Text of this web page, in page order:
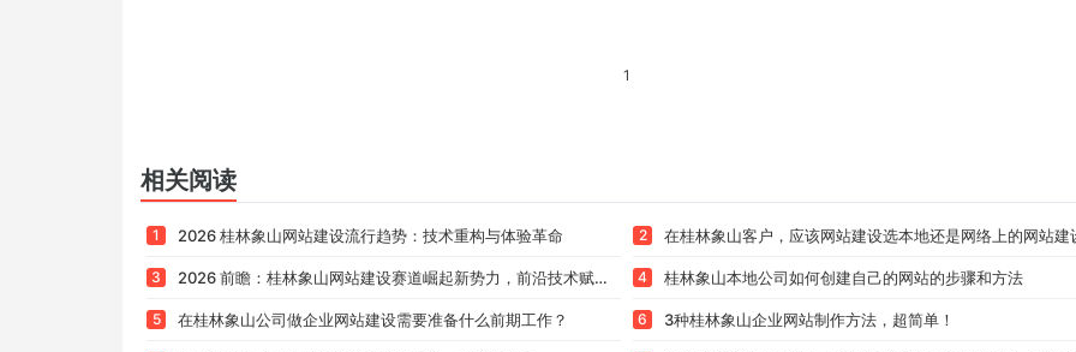
1
相关阅读
1 2026 桂林象山网站建设流行趋势：技术重构与体验革命 2 在桂林象山客户，应该网站建设选本地还是网络上的网站建设公司？优缺点全
3 2026 前瞻：桂林象山网站建设赛道崛起新势力，前沿技术赋能下的品牌优选 4 桂林象山本地公司如何创建自己的网站的步骤和方法
5 在桂林象山公司做企业网站建设需要准备什么前期工作？ 6 3种桂林象山企业网站制作方法，超简单！